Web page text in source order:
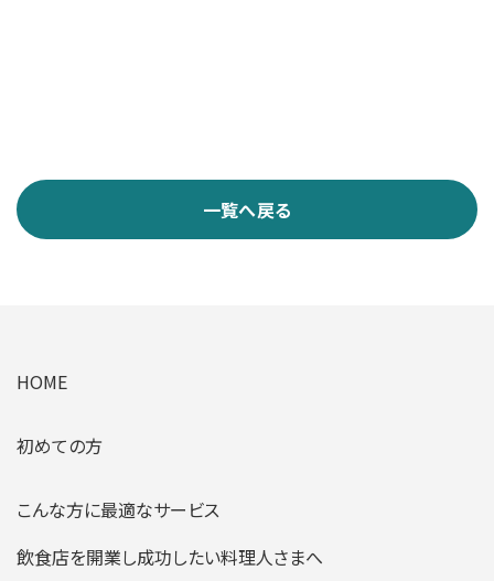
一覧へ戻る
HOME
初めての方
こんな方に最適なサービス
飲食店を開業し成功したい料理人さまへ